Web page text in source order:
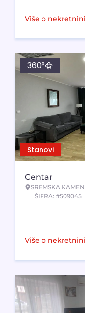
Više o
Stanovi
360°
Centar
SREMSKA
ŠIFRA: #509045
Više o